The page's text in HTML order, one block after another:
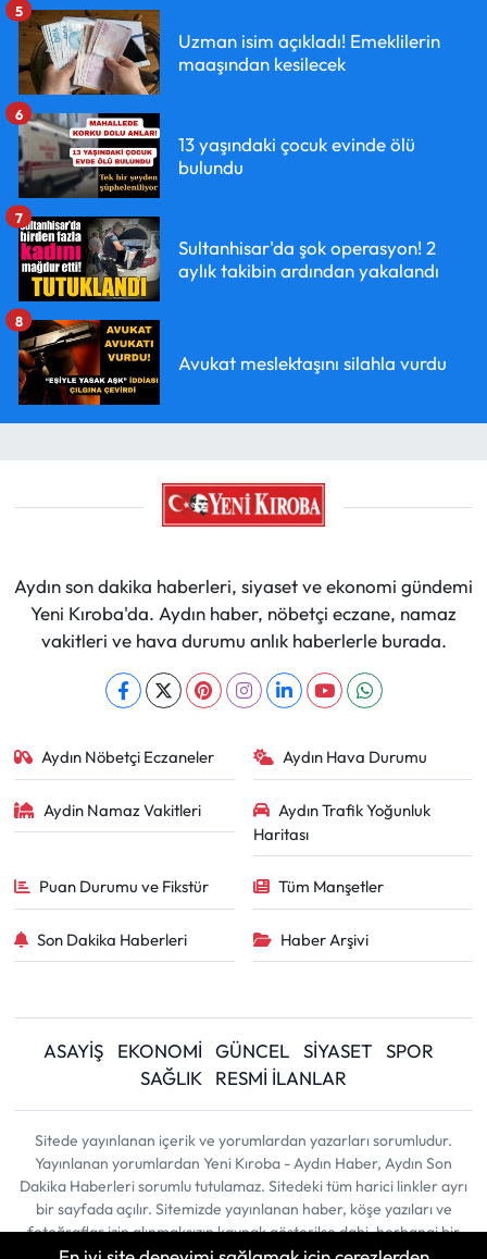
Uzman isim açıkladı! Emeklilerin
maaşından kesilecek
5
13 yaşındaki çocuk evinde ölü
bulundu
6
Sultanhisar'da şok operasyon! 2
aylık takibin ardından yakalandı
7
Avukat meslektaşını silahla vurdu
8
Aydın son dakika haberleri, siyaset ve ekonomi gündemi
Yeni Kıroba'da. Aydın haber, nöbetçi eczane, namaz
vakitleri ve hava durumu anlık haberlerle burada.
Aydın Nöbetçi Eczaneler Aydın Hava Durumu
Aydin Namaz Vakitleri
Aydın Trafik Yoğunluk
Haritası
Puan Durumu ve Fikstür Tüm Manşetler
Son Dakika Haberleri Haber Arşivi
ASAYİŞ EKONOMİ GÜNCEL SİYASET
SPOR
SAĞLIK
RESMİ İLANLAR
Sitede yayınlanan içerik ve yorumlardan yazarları sorumludur.
Yayınlanan yorumlardan Yeni Kıroba - Aydın Haber, Aydın Son
Dakika Haberleri sorumlu tutulamaz. Sitedeki tüm harici linkler ayrı
bir sayfada açılır. Sitemizde yayınlanan haber, köşe yazıları ve
fotoğraflar izin alınmaksızın kaynak gösterilse dahi, herhangi bir
ortamda kullanılamaz ve yayınlanamaz